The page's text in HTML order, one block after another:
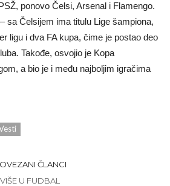
ponovo Čelsi, Arsenal i Flamengo.
sa Čelsijem ima titulu Lige šampiona,
ligu i dva FA kupa, čime je postao deo
Takođe, osvojio je Kopa
a bio je i među najboljim igračima
ČLANCI
VIŠE U FUDBAL